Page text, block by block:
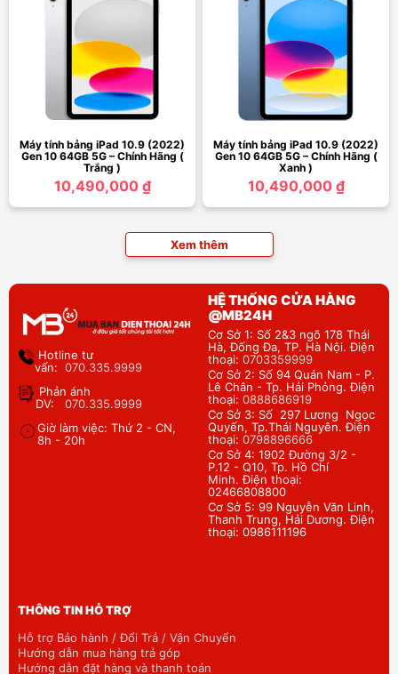
Máy tính bảng iPad 10.9 (2022)
Gen 10 64GB 5G – Chính Hãng (
Trắng )
10,490,000 ₫
Máy tính bảng iPad 10.9 (2022)
Gen 10 64GB 5G – Chính Hãng (
Xanh )
10,490,000 ₫
Xem thêm
Hotline tư
vấn: 070.335.9999
Phản ánh
DV: 070.335.9999
Giờ làm việc: Thứ 2 - CN,
8h - 20h
HỆ THỐNG CỬA HÀNG
@MB24H
Cơ Sở 1: Số 2&3 ngõ 178 Thái
Hà, Đống Đa, TP. Hà Nội. Điện
thoại: 0703359999
Cơ Sở 2: Số 94 Quán Nam - P.
Lê Chân - Tp. Hải Phỏng. Điện
thoại: 0888686919
Cơ Sở 3: Số 297 Lương Ngọc
Quyến, Tp.Thái Nguyên. Điện
thoại: 0798896666
Cơ Sở 4: 1902 Đường 3/2 -
P.12 - Q10, Tp. Hồ Chí
Minh. Điện thoại:
02466808800
Cơ Sở 5: 99 Nguyễn Văn Linh,
Thanh Trung, Hải Dương. Điện
thoại: 0986111196
THÔNG TIN HỖ TRỢ
Hỗ trợ Bảo hành / Đổi Trả / Vận Chuyển
Hướng dẫn mua hàng trả góp
Hướng dẫn đặt hàng và thanh toán